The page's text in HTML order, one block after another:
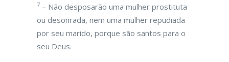
7 – Não desposarão uma mulher prostituta
ou desonrada, nem uma mulher repudiada
por seu marido, porque são santos para o
seu Deus.